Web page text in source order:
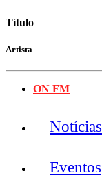
Título
Artista
ON FM
Notícias
Eventos